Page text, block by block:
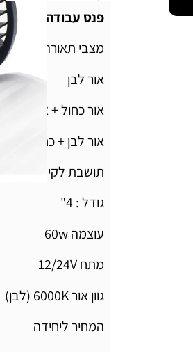
פנס עבודה אור
מצבי תאורה שונים :
אור לבן
אור כחול + אדום
אור לבן + כחול/אדום
תושבת לקיבוע
גודל : 4"
עוצמה 60w
מתח 12/24V
גוון אור 6000K (לבן)
המחיר ליחידה